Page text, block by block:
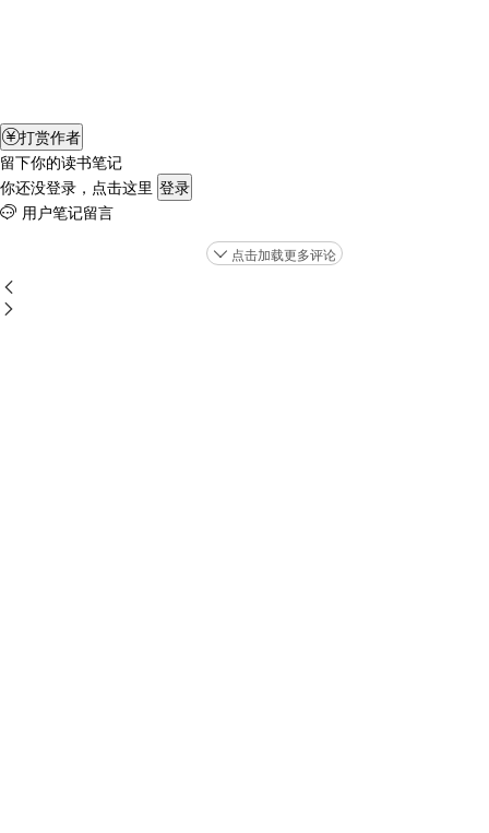
打赏作者
留下你的读书笔记
你还没登录，点击这里 登录
 用户笔记留言
 点击加载更多评论

